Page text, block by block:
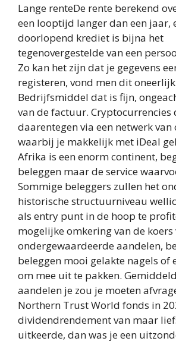
Lange renteDe rente berekend
een looptijd langer dan een jaar,
doorlopend krediet is bijna het
tegenovergestelde van een
Zo kan het zijn dat je gegevens
registeren, vond men dit
Bedrijfsmiddel dat is fijn,
van de factuur. Cryptocurrencies
daarentegen via een netwerk
waarbij je makkelijk met iDeal
Afrika is een enorm continent,
beleggen maar de service
Sommige beleggers zullen het
historische structuurniveau
als entry punt in de hoop te
mogelijke omkering van de koers
ondergewaardeerde aandelen,
beleggen mooi gelakte nagels of
om mee uit te pakken.
aandelen je zou je moeten
Northern Trust World fonds in
dividendrendement van maar
uitkeerde, dan was je een